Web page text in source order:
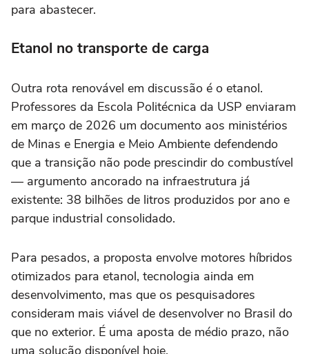
para abastecer.
Etanol no transporte de carga
Outra rota renovável em discussão é o etanol.
Professores da Escola Politécnica da USP enviaram
em março de 2026 um documento aos ministérios
de Minas e Energia e Meio Ambiente defendendo
que a transição não pode prescindir do combustível
— argumento ancorado na infraestrutura já
existente: 38 bilhões de litros produzidos por ano e
parque industrial consolidado.
Para pesados, a proposta envolve motores híbridos
otimizados para etanol, tecnologia ainda em
desenvolvimento, mas que os pesquisadores
consideram mais viável de desenvolver no Brasil do
que no exterior. É uma aposta de médio prazo, não
uma solução disponível hoje.